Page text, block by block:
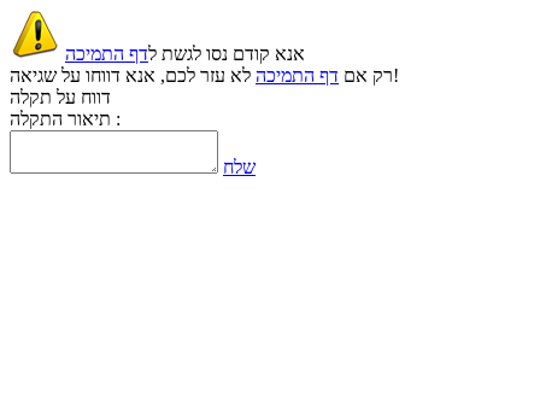
אנא קודם נסו לגשת לדף התמיכה
רק אם דף התמיכה
לא עזר לכם, אנא דווחו על שגיאה!
דווח על תקלה
תיאור התקלה :
שלח